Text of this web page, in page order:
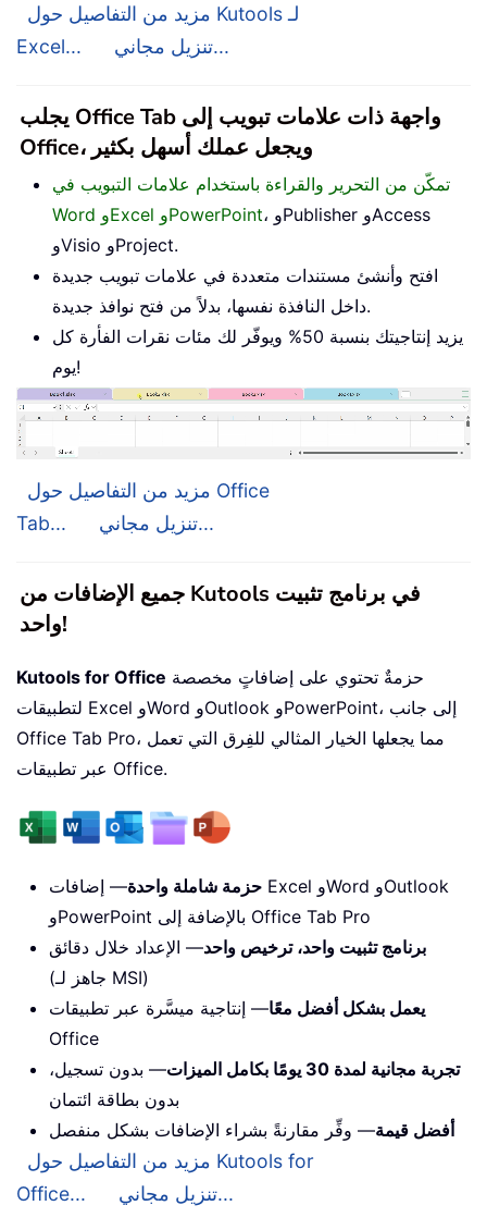
مزيد من التفاصيل حول Kutools لـ
Excel...
تنزيل مجاني...
يجلب Office Tab واجهة ذات علامات تبويب إلى
Office، ويجعل عملك أسهل بكثير
تمكّن من التحرير والقراءة باستخدام علامات التبويب في
Word وExcel وPowerPoint، وPublisher وAccess
وVisio وProject.
افتح وأنشئ مستندات متعددة في علامات تبويب جديدة
داخل النافذة نفسها، بدلاً من فتح نوافذ جديدة.
يزيد إنتاجيتك بنسبة 50% ويوفّر لك مئات نقرات الفأرة كل
يوم!
مزيد من التفاصيل حول Office
Tab...
تنزيل مجاني...
جميع الإضافات من Kutools في برنامج تثبيت
واحد!
Kutools for Office
لتطبيقات Excel وWord وOutlook وPowerPoint، إلى جانب
Office Tab Pro، مما يجعلها الخيار المثالي للفِرق التي تعمل
عبر تطبيقات Office.
حزمة شاملة واحدة— إضافات Excel وWord وOutlook
وPowerPoint بالإضافة إلى Office Tab Pro
برنامج تثبيت واحد، ترخيص واحد— الإعداد خلال دقائق
(جاهز لـ MSI)
يعمل بشكل أفضل معًا— إنتاجية ميسَّرة عبر تطبيقات
Office
تجربة مجانية لمدة 30 يومًا بكامل الميزات
— بدون تسجيل،
بدون بطاقة ائتمان
أفضل قيمة— وفِّر مقارنةً بشراء الإضافات بشكل منفصل
مزيد من التفاصيل حول Kutools for
Office...
تنزيل مجاني...